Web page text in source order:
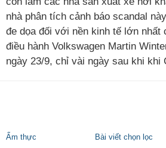
nhà phân tích cảnh báo scandal
đe dọa đối với nền kinh tế lớn nhất
điều hành Volkswagen Martin
ngày 23/9, chỉ vài ngày sau khi khi
Ẩm thực Bài viết chọn lọc